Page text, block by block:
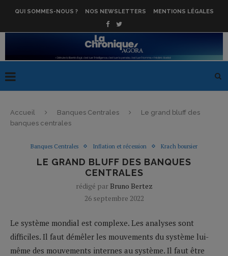
QUI SOMMES-NOUS ? NOS NEWSLETTERS MENTIONS LÉGALES
Accueil Banques Centrales
Le grand bluff des
banques centrales
Banques Centrales Inflation et récession Krach boursier
LE GRAND BLUFF DES BANQUES
CENTRALES
rédigé par Bruno Bertez
26 septembre 2022
Le système mondial est complexe. Les analyses sont
difficiles. Il faut démêler les mouvements du système lui-
même des mouvements internes au système. Il faut être